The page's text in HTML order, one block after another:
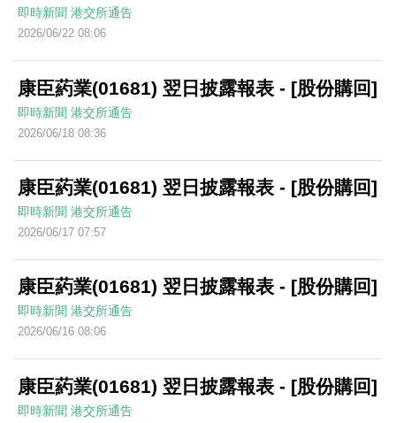
即時新聞 港交所通告
2026/06/22 08:06
康臣葯業(01681) 翌日披露報表 - [股份購回]
即時新聞 港交所通告
2026/06/18 08:36
康臣葯業(01681) 翌日披露報表 - [股份購回]
即時新聞 港交所通告
2026/06/17 07:57
康臣葯業(01681) 翌日披露報表 - [股份購回]
即時新聞 港交所通告
2026/06/16 08:06
康臣葯業(01681) 翌日披露報表 - [股份購回]
即時新聞 港交所通告